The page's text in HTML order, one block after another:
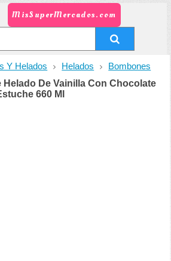
MisSuperMercados.com
Y Helados Helados Bombones
Helado De Vainilla Con Chocolate
660 Ml